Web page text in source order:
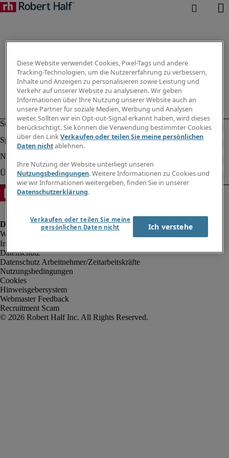
Impressum
Datenschutz
Datenschutz Arbeitnehmer/Zeitarbeitskräfte
Nutzungsbedingungen
Cookies
Hinweisgebersystem
Webmaster Feedback
Recruitment Scam
Diese Website verwendet Cookies, Pixel-Tags und andere
Tracking-Technologien, um die Nutzererfahrung zu verbessern,
Inhalte und Anzeigen zu personalisieren sowie Leistung und
Verkehr auf unserer Website zu analysieren. Wir geben
Informationen über Ihre Nutzung unserer Website auch an
unsere Partner für soziale Medien, Werbung und Analysen
weiter. Sollten wir ein Opt-out-Signal erkannt haben, wird dieses
berücksichtigt. Sie können die Verwendung bestimmter Cookies
über den LinkVerkaufen oder teilen Sie meine persönlichen
Daten nichtablehnen.
Ihre Nutzung der Website unterliegt unseren
Nutzungsbedingungen. Weitere Informationen zu Cookies und
wie wir Informationen weitergeben, finden Sie in unserer
Datenschutzerklärung.
Verkaufen oder teilen Sie meine
persönlichen Daten nicht
Ich verstehe